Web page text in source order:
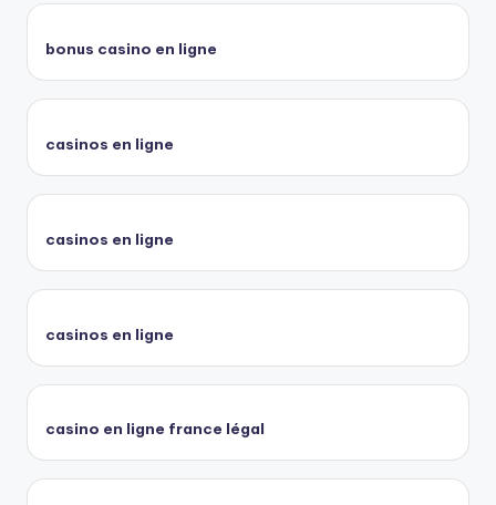
bonus casino en ligne
casinos en ligne
casinos en ligne
casinos en ligne
casino en ligne france légal